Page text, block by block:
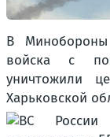
В Минобороны
войска с
уничтожили
Харьковской